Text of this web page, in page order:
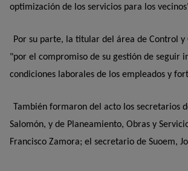
optimización de los servicios para los
Por su parte, la titular del área de Control y
"por el compromiso de su gestión de seguir
condiciones laborales de los empleados y
También formaron del acto los secretarios
Salomón, y de Planeamiento, Obras y
Francisco Zamora; el secretario de Suoem,